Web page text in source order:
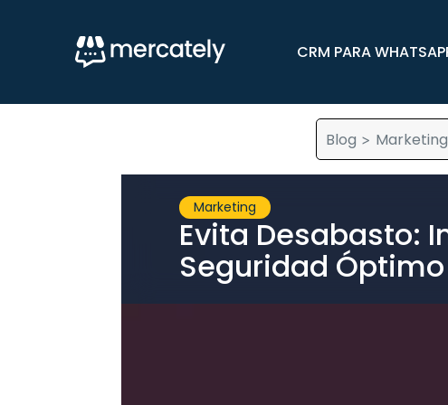
CRM PARA
Blog > Marketing
Marketing
Evita Desabasto:
Seguridad Óptimo